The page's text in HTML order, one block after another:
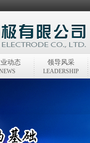
动态 领导风采
LEADERSHIP